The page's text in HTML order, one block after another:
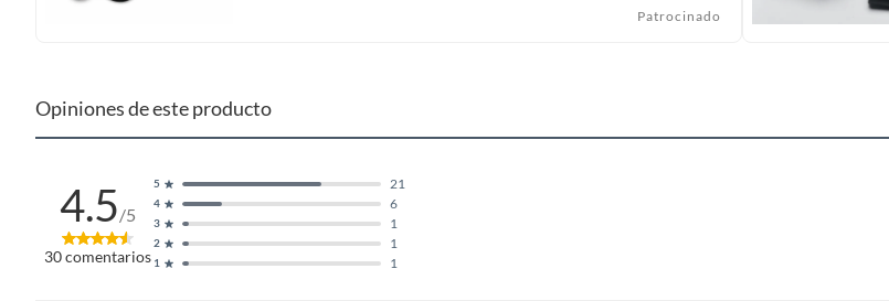
Patrocinado
Opiniones de este producto
4.5/5
30comentarios 1 1
2 1
3 1
4 6
5 21